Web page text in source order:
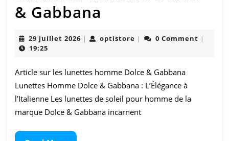
& Gabbana
Italienne
avec
les
Lunettes
Homme
29 juillet 2026 29| optistore optistore
| 0 Comment |
19:25
Article sur les lunettes homme Dolce & Gabbana
Lunettes Homme Dolce & Gabbana : L’Élégance à
l’Italienne Les lunettes de soleil pour homme de la
marque Dolce & Gabbana incarnent